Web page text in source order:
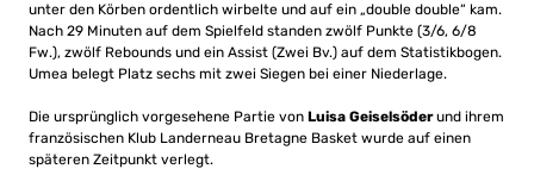
unter den Körben ordentlich wirbelte und auf ein „double double“ kam.
Nach 29 Minuten auf dem Spielfeld standen zwölf Punkte (3/6, 6/8
Fw.), zwölf Rebounds und ein Assist (Zwei Bv.) auf dem Statistikbogen.
Umea belegt Platz sechs mit zwei Siegen bei einer Niederlage.
Die ursprünglich vorgesehene Partie von Luisa Geiselsöderund ihrem
französischen Klub Landerneau Bretagne Basket wurde auf einen
späteren Zeitpunkt verlegt.